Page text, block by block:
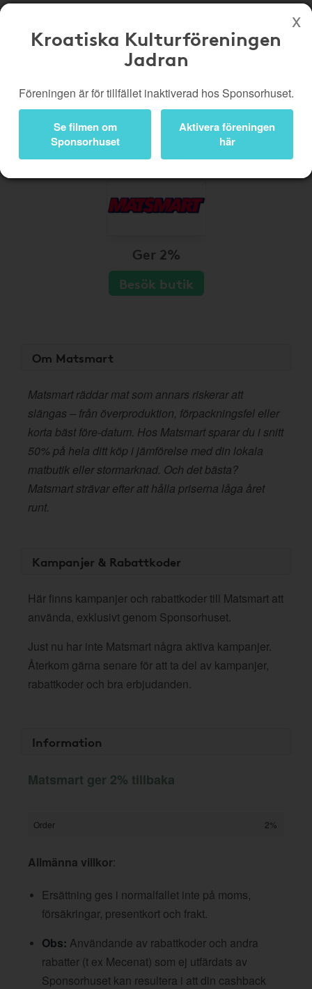
Köp genom denna sida stöttar Kroatiska Kulturföreningen Jadran
Presentkort
Kampanjer
Bli medlem
Logga in
Kroatiska Kulturföreningen
Jadran
Föreningen är för tillfället inaktiverad hos Sponsorhuset.
Se filmen om
Sponsorhuset
Aktivera föreningen
här
Ger 2%
Besök butik
Om Matsmart
Matsmart räddar mat som annars riskerar att
slängas – från överproduktion, förpackningsfel eller
korta bäst före-datum. Hos Matsmart sparar du i snitt
50% på hela ditt köp i jämförelse med din lokala
matbutik eller stormarknad. Och det bästa?
Matsmart strävar efter att hålla priserna låga året
runt.
Kampanjer & Rabattkoder
Här finns kampanjer och rabattkoder till Matsmart att
använda, exklusivt genom Sponsorhuset.
Just nu har inte Matsmart några aktiva kampanjer.
Återkom gärna senare för att ta del av kampanjer,
rabattkoder och bra erbjudanden.
Information
Matsmart ger 2% tillbaka
Order 2%
Allmänna villkor:
Ersättning ges i normalfallet inte på moms,
försäkringar, presentkort och frakt.
Obs: Användande av rabattkoder och andra
rabatter (t ex Mecenat) som ej utfärdats av
Sponsorhuset kan resultera i att din cashback